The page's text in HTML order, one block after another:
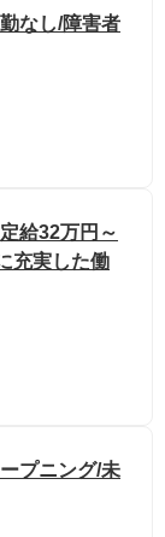
なし/障害者
給32万円～
充実した働
プニング/未